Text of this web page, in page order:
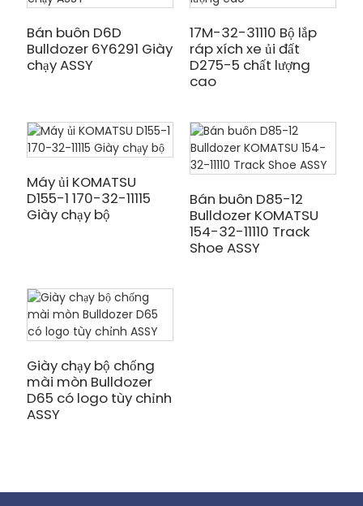
Bán buôn D6D
Bulldozer 6Y6291 Giày
chạy ASSY
17M-32-31110 Bộ lắp
ráp xích xe ủi đất
D275-5 chất lượng
cao
Máy ủi KOMATSU
D155-1 170-32-11115
Giày chạy bộ
Bán buôn D85-12
Bulldozer KOMATSU
154-32-11110 Track
Shoe ASSY
Giày chạy bộ chống
mài mòn Bulldozer
D65 có logo tùy chỉnh
ASSY